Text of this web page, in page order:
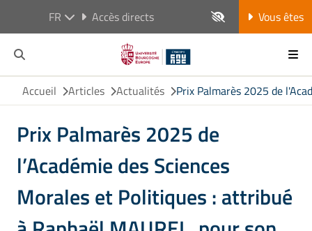
FR Accès directs Vous êtes
Accueil Articles Actualités Prix Palmarès 2025 de
Prix Palmarès 2025 de
l’Académie des Sciences
Morales et Politiques : attribué